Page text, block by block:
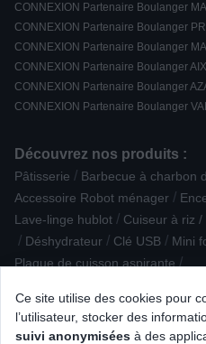
Ce site utilise des cookies pour
l’utilisateur, stocker des
suivi anonymisées à des
CONNEXION Partenaire Boulanger
CONNEXION Partenaire Boulanger
CONNEXION Partenaire Boulanger
CONNEXION Partenaire Boulanger
CONNEXION Partenaire Boulanger
CONNEXION Partenaire Boulanger
Découvrez nos produits :
Pâtisserie / Barbecue à charbon
Accessoire Robot ménager /
Lave-linge hublot / Cuiseur à riz
/ Déshydrateur / Clé USB / Mini
Plaque de cuisson aspirante /
Accessoire pour Drone /
Aspirateur traîneau avec sac